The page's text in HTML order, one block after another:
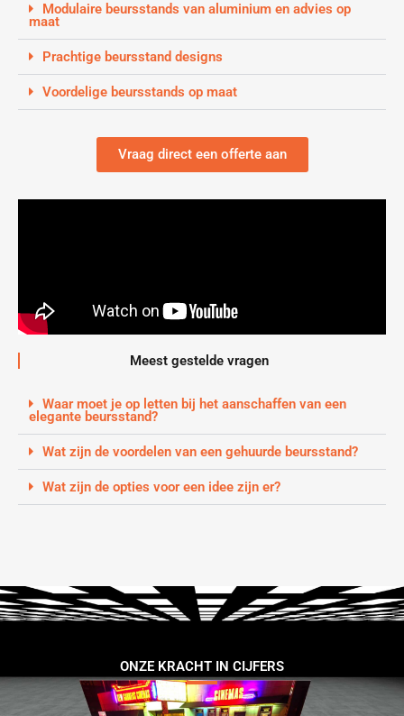
Modulaire beursstands van aluminium en advies op
maat
Prachtige beursstand designs
Voordelige beursstands op maat
Vraag direct een offerte aan
Meest gestelde vragen
Waar moet je op letten bij het aanschaffen van een
elegante beursstand?
Wat zijn de voordelen van een gehuurde beursstand?
Wat zijn de opties voor een idee zijn er?
ONZE KRACHT IN CIJFERS